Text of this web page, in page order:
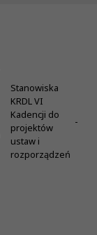
Stanowiska
KRDL VI
Kadencji do
projektów
ustaw i
rozporządzeń
-